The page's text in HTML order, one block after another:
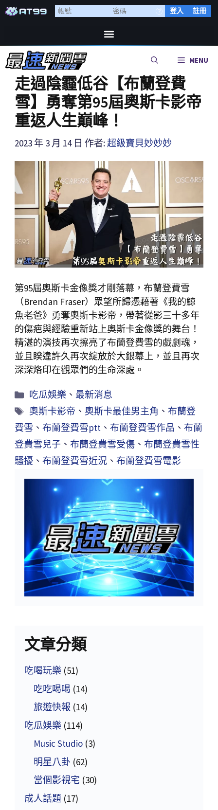
登入 註冊
MENU
走過陰霾低谷【布蘭登費
雪】勇奪第95屆奧斯卡影帝
重返人生巔峰！
2023 年 3 月 14 日 作者: 超級寶貝妙妙妙
第95屆奧斯卡金像獎才剛落幕，布蘭登費雪
（Brendan Fraser）眾望所歸憑藉著《我的鯨
魚老爸》勇奪奧斯卡影帝，帶著從影三十多年
的傷疤與經驗重新站上奧斯卡金像獎的舞台！
精湛的演技再次擦亮了布蘭登費雪的戲劇魂，
並且睽違許久再次綻放於大銀幕上，並且再次
深深烙印在觀眾們的生命深處。
吃瓜娛樂 、最新消息
奧斯卡影帝 、 奧斯卡最佳男主角 、布蘭登
費雪 、 布蘭登費雪ptt 、 布蘭登費雪作品 、 布蘭
登費雪兒子 、 布蘭登費雪受傷 、 布蘭登費雪性
騷擾 、 布蘭登費雪近況 、 布蘭登費雪電影
文章分類
吃喝玩樂 (51)
吃吃喝喝 (14)
旅遊快報 (14)
吃瓜娛樂 (114)
Music Studio (3)
明星八卦 (62)
當個影視宅 (30)
成人話題 (17)